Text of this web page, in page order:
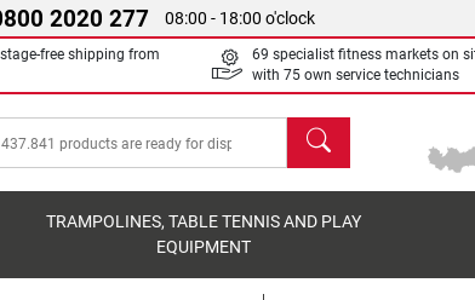
2020 277 08:00 - 18:00 o'clock
free shipping from
69 specialist fitness markets on
with 75 own service technicians
search
TRAMPOLINES, TABLE TENNIS AND PLAY
EQUIPMENT